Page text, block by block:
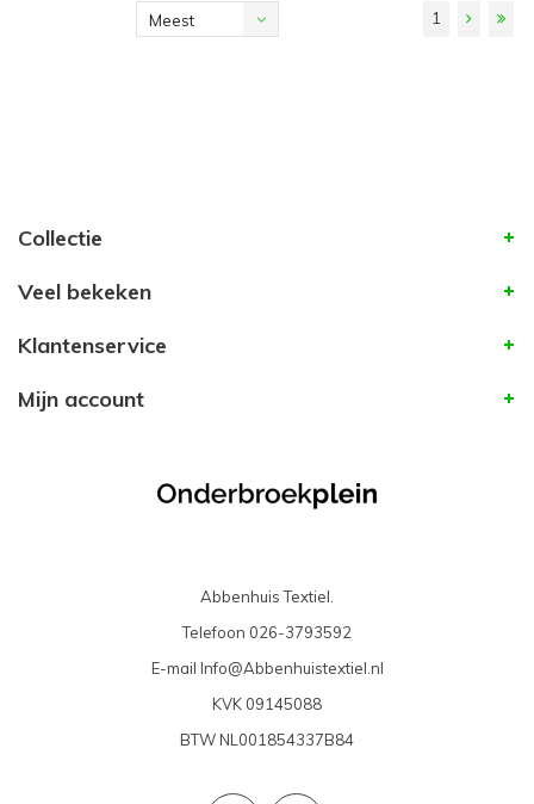
Meest
1
Collectie
Veel bekeken
Klantenservice
Mijn account
Abbenhuis Textiel.
Telefoon 026-3793592
E-mail Info@Abbenhuistextiel.nl
KVK 09145088
BTWNL001854337B84